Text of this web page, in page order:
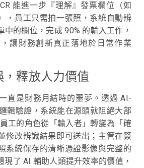
能進一步『理解』發票欄位（如
，員工只需拍一張照，系統自動辨
中的欄位，完成 90% 的輸入工作，
讓財務創新真正落地於日常作業
釋放人力價值
直是財務月結時的噩夢。透過 AI-
輯驗證，系統能在源頭就阻絕大部
工的角色從「輸入者」轉變為「確
修改辨識結果即可送出；主管在簽
系統保存的清晰憑證影像與完整的
現了 AI 輔助人類提升效率的價值，